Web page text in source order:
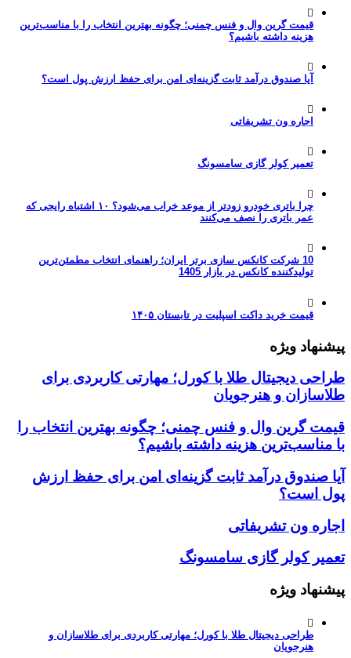
قیمت گرین وال و فنس چمنی؛ چگونه بهترین انتخاب را با مناسب‌ترین
هزینه داشته باشیم؟
آیا صندوق درآمد ثابت گزینه‌ای امن برای حفظ ارزش پول است؟
اجاره ون تشریفاتی
تعمیر کولر گازی سامسونگ
چرا باتری خودرو زودتر از موعد خراب می‌شود؟ ۱۰ اشتباه رایجی که
عمر باتری را نصف می‌کنند
10 شرکت کانکس سازی برتر ایران؛ راهنمای انتخاب مطمئن‌ترین
تولیدکننده کانکس در بازار 1405
قیمت خرید داکت اسپلیت در تابستان ۱۴۰۵
پیشنهاد ویژه
طراحی دیجیتال طلا با کورل؛ مهارتی کاربردی برای
طلاسازان و هنرجویان
قیمت گرین وال و فنس چمنی؛ چگونه بهترین انتخاب را
با مناسب‌ترین هزینه داشته باشیم؟
آیا صندوق درآمد ثابت گزینه‌ای امن برای حفظ ارزش
پول است؟
اجاره ون تشریفاتی
تعمیر کولر گازی سامسونگ
پیشنهاد ویژه
طراحی دیجیتال طلا با کورل؛ مهارتی کاربردی برای طلاسازان و
هنرجویان